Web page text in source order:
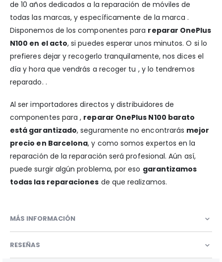
de 10 años dedicados a la reparación de móviles de
todas las marcas, y específicamente de la marca .
Disponemos de los componentes para reparar OnePlus
N100 en el acto, si puedes esperar unos minutos. O si lo
prefieres dejar y recogerlo tranquilamente, nos dices el
día y hora que vendrás a recoger tu , y lo tendremos
reparado. .
Al ser importadores directos y distribuidores de
componentes para , reparar OnePlus N100 barato
está garantizado, seguramente no encontrarás mejor
precio en Barcelona, y como somos expertos en la
reparación de la reparación será profesional. Aún así,
puede surgir algún problema, por eso garantizamos
todas las reparaciones de que realizamos.
MÁS INFORMACIÓN
RESEÑAS